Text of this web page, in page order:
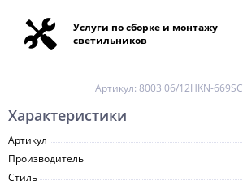
Услуги по сборке и монтажу
светильников
Артикул: 8003 06/12HKN-669SC
Характеристики
Артикул
Производитель
Стиль